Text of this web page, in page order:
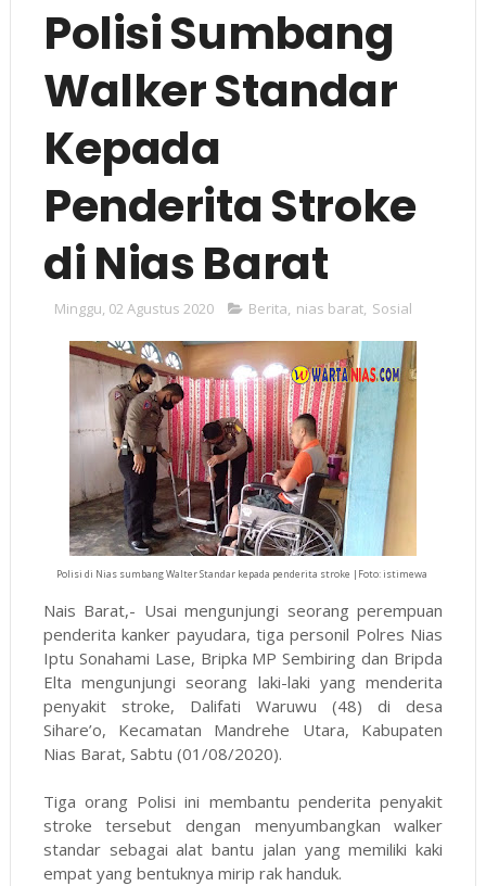
Polisi Sumbang
Walker Standar
Kepada
Penderita Stroke
di Nias Barat
Minggu, 02 Agustus 2020 Berita, nias barat, Sosial
Polisi di Nias sumbang Walter Standar kepada penderita stroke |Foto: istimewa
Nais Barat,- Usai mengunjungi seorang perempuan
penderita kanker payudara, tiga personil Polres Nias
Iptu Sonahami Lase, Bripka MP Sembiring dan Bripda
Elta mengunjungi seorang laki-laki yang menderita
penyakit stroke, Dalifati Waruwu (48) di desa
Sihare’o, Kecamatan Mandrehe Utara, Kabupaten
Nias Barat, Sabtu (01/08/2020).
Tiga orang Polisi ini membantu penderita penyakit
stroke tersebut dengan menyumbangkan walker
standar sebagai alat bantu jalan yang memiliki kaki
empat yang bentuknya mirip rak handuk.